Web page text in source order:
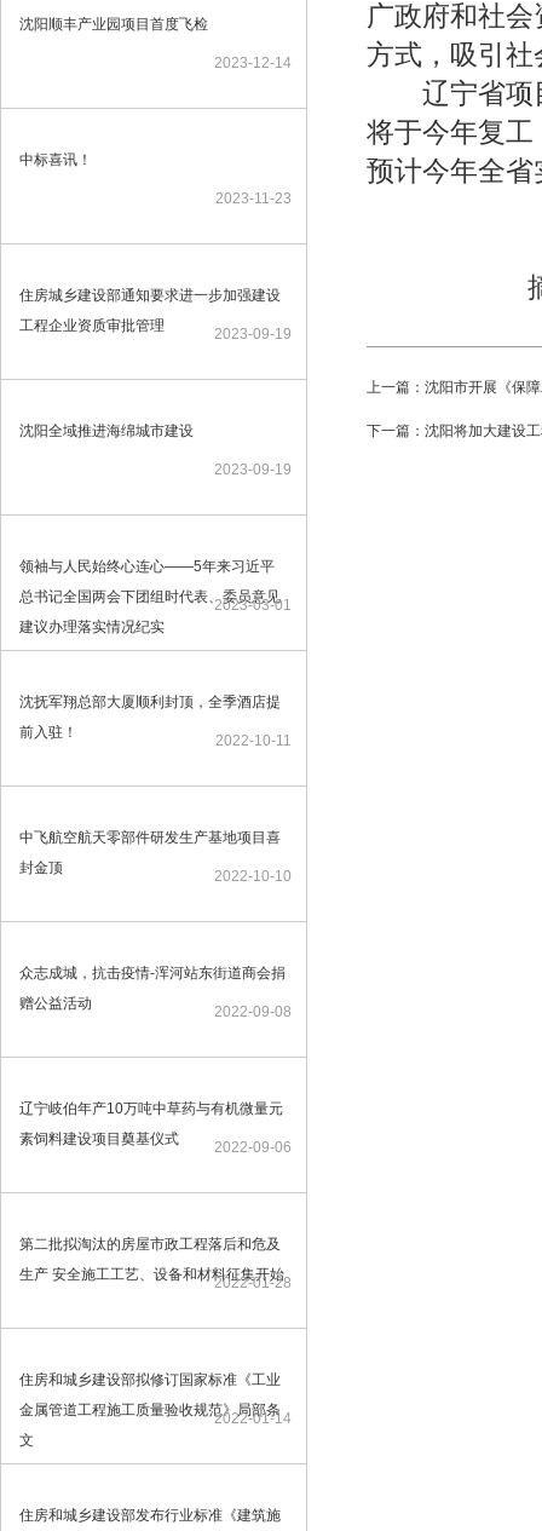
沈阳顺丰产业园项目首度飞检
2023-12-14
中标喜讯！
2023-11-23
住房城乡建设部通知要求进一步加强建设
工程企业资质审批管理
2023-09-19
沈阳全域推进海绵城市建设
2023-09-19
领袖与人民始终心连心——5年来习近平
总书记全国两会下团组时代表、委员意见
建议办理落实情况纪实
2023-03-01
沈抚军翔总部大厦顺利封顶，全季酒店提
前入驻！
2022-10-11
中飞航空航天零部件研发生产基地项目喜
封金顶
2022-10-10
众志成城，抗击疫情-浑河站东街道商会捐
赠公益活动
2022-09-08
辽宁岐伯年产10万吨中草药与有机微量元
素饲料建设项目奠基仪式
2022-09-06
第二批拟淘汰的房屋市政工程落后和危及
生产 安全施工工艺、设备和材料征集开始
2022-01-28
住房和城乡建设部拟修订国家标准《工业
金属管道工程施工质量验收规范》局部条
文
2022-01-14
住房和城乡建设部发布行业标准《建筑施
广政府和社
方式，吸引
辽宁省项目
将于今年复
预计今年全
上一篇：沈阳市开展《保
下一篇：沈阳将加大建设